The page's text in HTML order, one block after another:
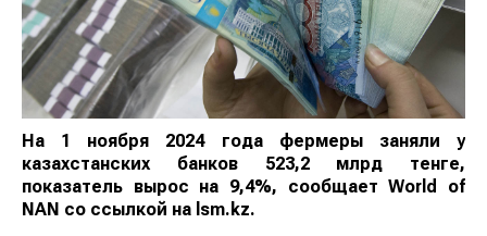
На 1 ноября 2024 года фермеры заняли у
казахстанских банков 523,2 млрд тенге,
показатель вырос на 9,4%, сообщаетWorld of NAN
со ссылкой на lsm.kz.